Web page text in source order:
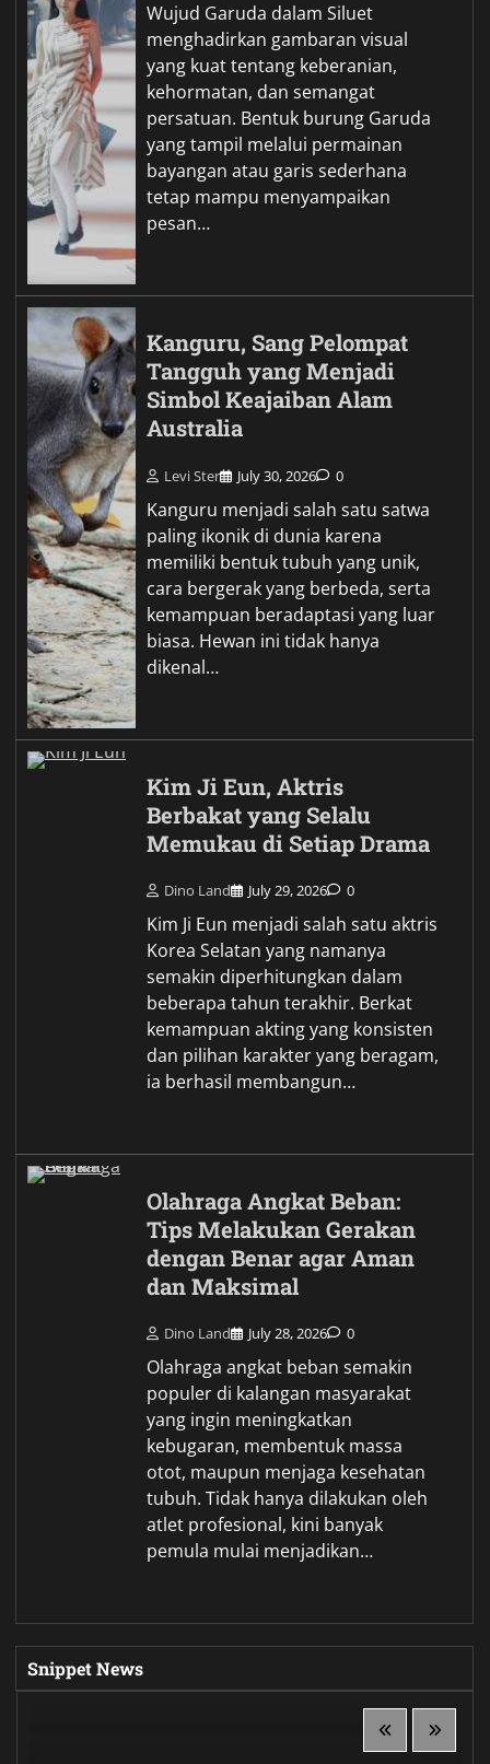
Wujud Garuda dalam Siluet
menghadirkan gambaran visual
yang kuat tentang keberanian,
kehormatan, dan semangat
persatuan. Bentuk burung Garuda
yang tampil melalui permainan
bayangan atau garis sederhana
tetap mampu menyampaikan
pesan…
Kanguru, Sang Pelompat
Tangguh yang Menjadi
Simbol Keajaiban Alam
Australia
Levi Ster July 30, 2026 0
Kanguru menjadi salah satu satwa
paling ikonik di dunia karena
memiliki bentuk tubuh yang unik,
cara bergerak yang berbeda, serta
kemampuan beradaptasi yang luar
biasa. Hewan ini tidak hanya
dikenal…
Kim Ji Eun, Aktris
Berbakat yang Selalu
Memukau di Setiap Drama
Dino Land July 29, 2026 0
Kim Ji Eun menjadi salah satu aktris
Korea Selatan yang namanya
semakin diperhitungkan dalam
beberapa tahun terakhir. Berkat
kemampuan akting yang konsisten
dan pilihan karakter yang beragam,
ia berhasil membangun…
Olahraga Angkat Beban:
Tips Melakukan Gerakan
dengan Benar agar Aman
dan Maksimal
Dino Land July 28, 2026 0
Olahraga angkat beban semakin
populer di kalangan masyarakat
yang ingin meningkatkan
kebugaran, membentuk massa
otot, maupun menjaga kesehatan
tubuh. Tidak hanya dilakukan oleh
atlet profesional, kini banyak
pemula mulai menjadikan…
Snippet News